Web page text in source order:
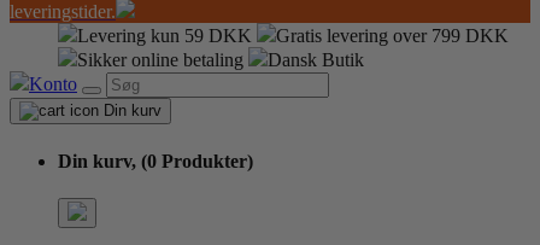
leveringstider.
Levering kun 59 DKK
Gratis levering over 799 DKK
Sikker online betaling
Dansk Butik
Konto
Din kurv
Din kurv, (0 Produkter)